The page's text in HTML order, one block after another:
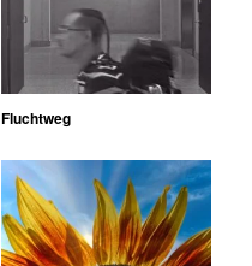
Fluchtweg